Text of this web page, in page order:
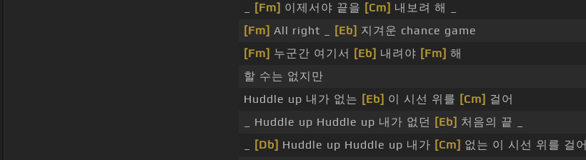
[Fm] 이제서야 끝을 [Cm] 내보려 해 _
[Fm] All right _ [Eb] 지겨운 chance game
[Fm] 누군간 여기서 [Eb] 내려야 [Fm] 해
할 수는 없지만
Huddle up 내가 없는 [Eb] 이 시선 위를 [Cm] 걸어
_ Huddle up Huddle up 내가 없던 [Eb] 처음의 끝 _
[Db] Huddle up Huddle up 내가 [Cm] 없는 이 시선 위를 걸어